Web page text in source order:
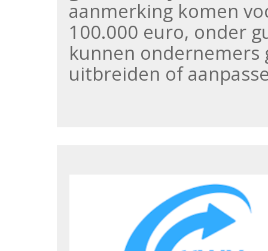
aanmerking komen
100.000 euro, onder
kunnen
uitbreiden of